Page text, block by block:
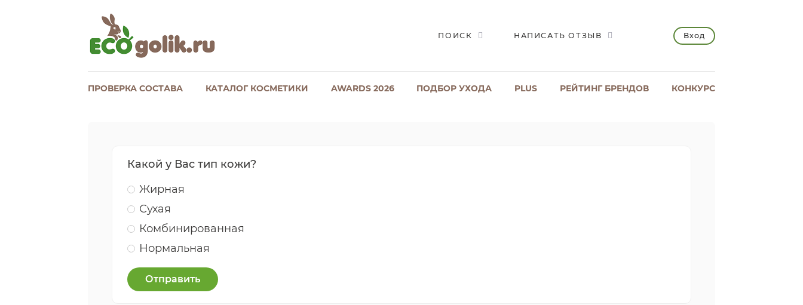
ПОИСК НАПИСАТЬ ОТЗЫВ Вход
ПРОВЕРКА СОСТАВА КАТАЛОГ КОСМЕТИКИ AWARDS 2026 ПОДБОР УХОДА PLUS РЕЙТИНГ БРЕНДОВ КОНКУРС
Какой у Вас тип кожи?
Жирная
Сухая
Комбинированная
Нормальная
Отправить